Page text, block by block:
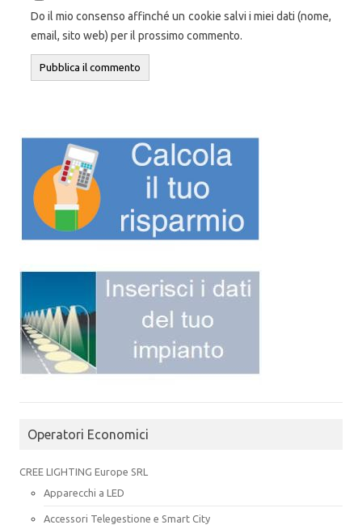
Do il mio consenso affinché un cookie salvi i miei dati (nome,
email, sito web) per il prossimo commento.
Operatori Economici
CREE LIGHTING Europe SRL
Apparecchi a LED
Accessori Telegestione e Smart City